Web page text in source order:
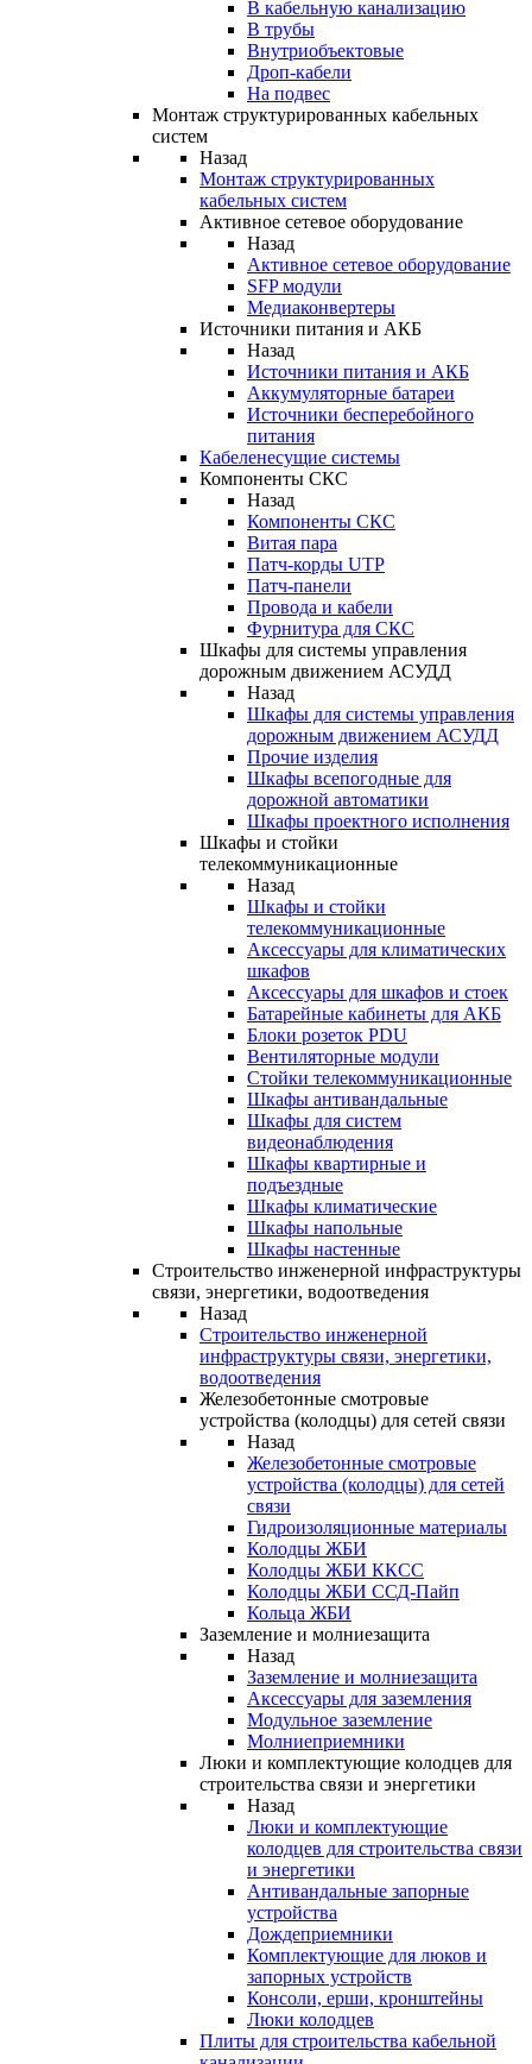
В кабельную канализацию
В трубы
Внутриобъектовые
Дроп-кабели
На подвес
Монтаж структурированных кабельных
систем
Назад
Монтаж структурированных
кабельных систем
Активное сетевое оборудование
Назад
Активное сетевое оборудование
SFP модули
Медиаконвертеры
Источники питания и АКБ
Назад
Источники питания и АКБ
Аккумуляторные батареи
Источники бесперебойного
питания
Кабеленесущие системы
Компоненты СКС
Назад
Компоненты СКС
Витая пара
Патч-корды UTP
Патч-панели
Провода и кабели
Фурнитура для СКС
Шкафы для системы управления
дорожным движением АСУДД
Назад
Шкафы для системы управления
дорожным движением АСУДД
Прочие изделия
Шкафы всепогодные для
дорожной автоматики
Шкафы проектного исполнения
Шкафы и стойки
телекоммуникационные
Назад
Шкафы и стойки
телекоммуникационные
Аксессуары для климатических
шкафов
Аксессуары для шкафов и стоек
Батарейные кабинеты для АКБ
Блоки розеток PDU
Вентиляторные модули
Стойки телекоммуникационные
Шкафы антивандальные
Шкафы для систем
видеонаблюдения
Шкафы квартирные и
подъездные
Шкафы климатические
Шкафы напольные
Шкафы настенные
Строительство инженерной инфраструктуры
связи, энергетики, водоотведения
Назад
Строительство инженерной
инфраструктуры связи, энергетики,
водоотведения
Железобетонные смотровые
устройства (колодцы) для сетей связи
Назад
Железобетонные смотровые
устройства (колодцы) для сетей
связи
Гидроизоляционные материалы
Колодцы ЖБИ
Колодцы ЖБИ ККСС
Колодцы ЖБИ ССД-Пайп
Кольца ЖБИ
Заземление и молниезащита
Назад
Заземление и молниезащита
Аксессуары для заземления
Модульное заземление
Молниеприемники
Люки и комплектующие колодцев для
строительства связи и энергетики
Назад
Люки и комплектующие
колодцев для строительства связи
и энергетики
Антивандальные запорные
устройства
Дождеприемники
Комплектующие для люков и
запорных устройств
Консоли, ерши, кронштейны
Люки колодцев
Плиты для строительства кабельной